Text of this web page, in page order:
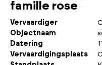
famille rose
Vervaardiger
Objectnaam
Datering
Vervaardigingsplaats